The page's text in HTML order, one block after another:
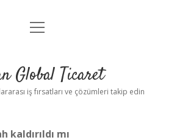
Anasayfa
Yasal Uyarı
menüyü
Global Ticaret
iş fırsatları ve çözümleri takip edin
kaldırıldı mı